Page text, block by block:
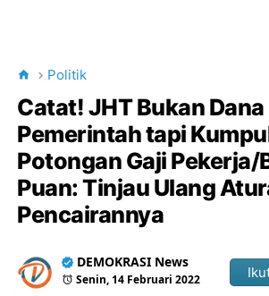
Politik
Catat! JHT Bukan Dana
Pemerintah tapi
Potongan Gaji Pekerja/
Puan: Tinjau Ulang
Pencairannya
DEMOKRASI News
Senin, 14 Februari 2022